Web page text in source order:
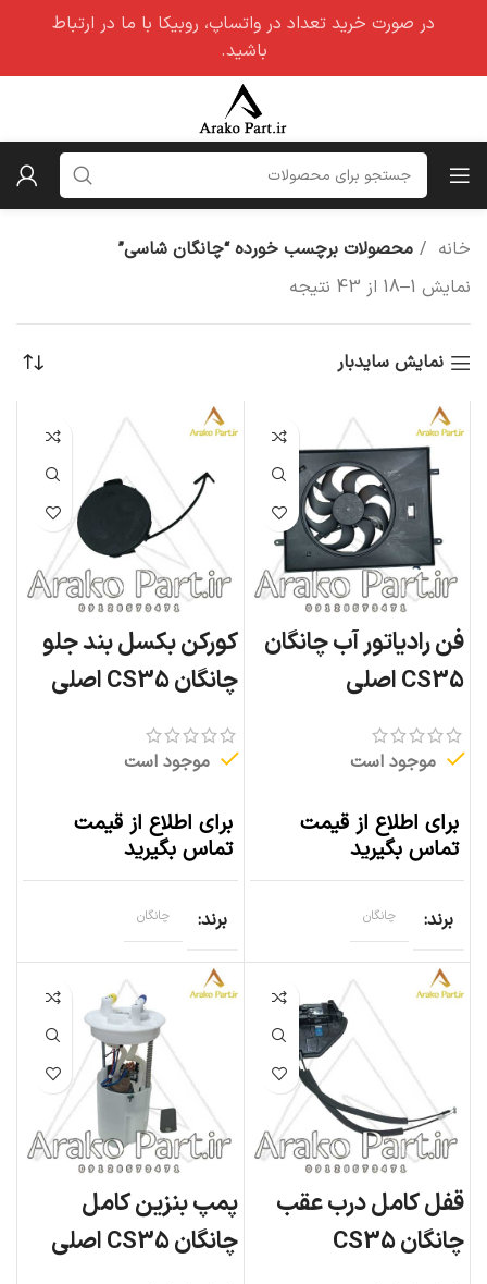
خانه
محصولات برچسب خورده “چانگان شاسی”
نمایش 1–18 از 43 نتیجه
نمایش سایدبار
فن رادیاتور آب چانگان
CS35 اصلی
موجود است
برای اطلاع از قیمت
تماس بگیرید
برند چانگان
کورکن بکسل بند جلو
چانگان CS35 اصلی
موجود است
برای اطلاع از قیمت
تماس بگیرید
برند چانگان
قفل کامل درب عقب
چانگان CS35
پمپ بنزین کامل
چانگان CS35 اصلی
در صورت خرید تعداد در واتساپ، روبیکا با ما در ارتباط
باشید.